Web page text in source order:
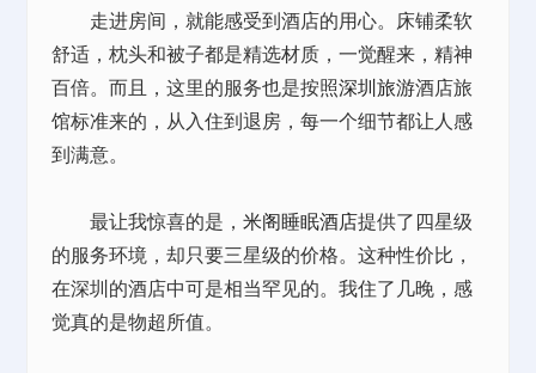
走进房间，就能感受到酒店的用心。床铺柔软
舒适，枕头和被子都是精选材质，一觉醒来，精神
百倍。而且，这里的服务也是按照深圳旅游酒店旅
馆标准来的，从入住到退房，每一个细节都让人感
到满意。
最让我惊喜的是，米阁睡眠酒店提供了四星级
的服务环境，却只要三星级的价格。这种性价比，
在深圳的酒店中可是相当罕见的。我住了几晚，感
觉真的是物超所值。